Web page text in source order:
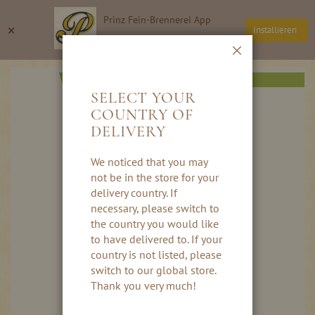
× Prinz Fein-Brennerei App
Installieren
Inhalt
Suche
SELECT YOUR
COUNTRY OF
DELIVERY
We noticed that you may
not be in the store for your
delivery country. If
necessary, please switch to
the country you would like
to have delivered to. If your
country is not listed, please
switch to our global store.
Thank you very much!